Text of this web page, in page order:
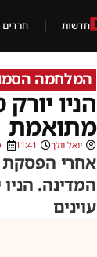
חדשות חרדים
המלחמה
הניו
מתואמת
יואל וולך 11:41
אחרי הפסקת
המדינה.
עוינים